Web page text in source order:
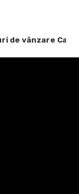
de vânzare
retea de